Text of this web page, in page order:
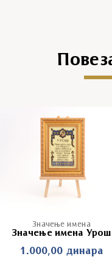
Значење имена
Значење имена Урош
1.000,00 динара